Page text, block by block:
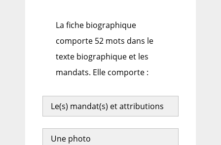
La fiche biographique
comporte 52 mots dans le
texte biographique et les
mandats. Elle comporte :
Le(s) mandat(s) et attributions
Une photo